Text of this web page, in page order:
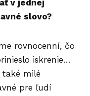
v jednej
slovo?
rovnocenní, čo
iskrenie…
také milé
pre ľudí